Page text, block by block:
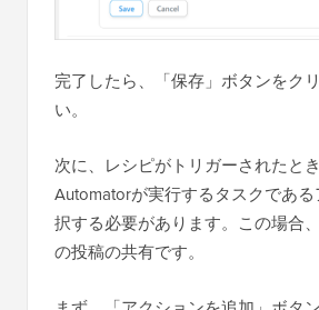
完了したら、「保存」ボタンをク
い。
次に、レシピがトリガーされたと
Automatorが実行するタスクであ
択する必要があります。この場合
の投稿の共有です。